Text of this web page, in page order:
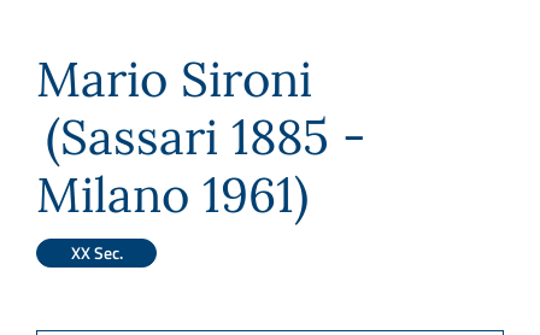
Mario Sironi
(Sassari 1885 -
Milano 1961)
XX Sec.